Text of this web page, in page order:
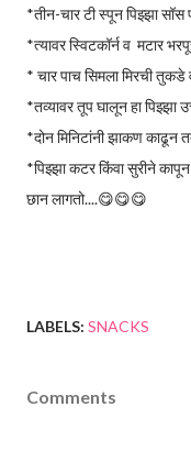
*तीन-चार टी स्पून पिझ्झा सॉस
*त्यावर स्विटकॉर्न व मटार
* चार पाच सिमला मिरची
*तव्यावर तूप घालून हा पिझ्झा
*दोन मिनिटांनी झाकण काढून
*पिझ्झा कटर किंवा सुरीने कापून
छान लागतो....😋😋😋
LABELS: SNACKS
Comments